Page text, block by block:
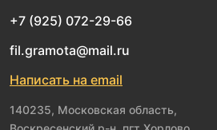
+7 (925) 072-29-66
fil.gramota@mail.ru
Написать на email
140235, Московская область,